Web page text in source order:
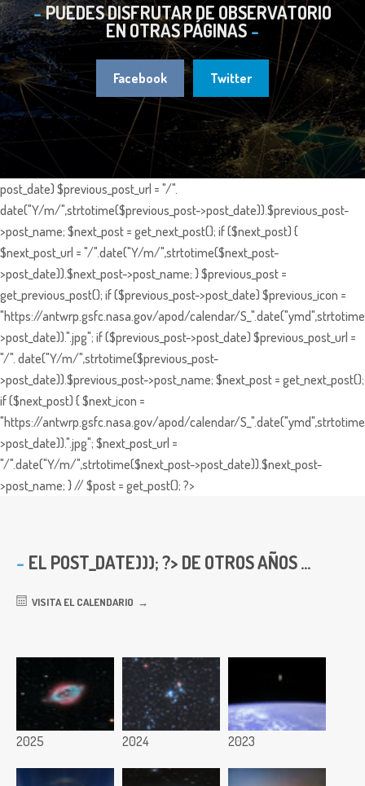
PUEDES DISFRUTAR DE OBSERVATORIO
EN OTRAS PÁGINAS
Facebook Twitter
post_date) $previous_post_url = "/".
date("Y/m/",strtotime($previous_post->post_date)).$previous_post-
>post_name; $next_post = get_next_post(); if ($next_post) {
$next_post_url = "/".date("Y/m/",strtotime($next_post-
>post_date)).$next_post->post_name; } $previous_post =
get_previous_post(); if ($previous_post->post_date) $previous_icon =
"https://antwrp.gsfc.nasa.gov/apod/calendar/
>post_date)).".jpg"; if ($previous_post->post_date) $previous_post_url =
"/". date("Y/m/",strtotime($previous_post-
>post_date)).$previous_post->post_name; $next_post = get_next_post();
if ($next_post) { $next_icon =
"https://antwrp.gsfc.nasa.gov/apod/calendar/
>post_date)).".jpg"; $next_post_url =
"/".date("Y/m/",strtotime($next_post->post_date)).$next_post-
>post_name; } // $post = get_post(); ?>
EL POST_DATE))); ?> DE OTROS AÑOS ...
VISITA EL CALENDARIO
2025 2024 2023